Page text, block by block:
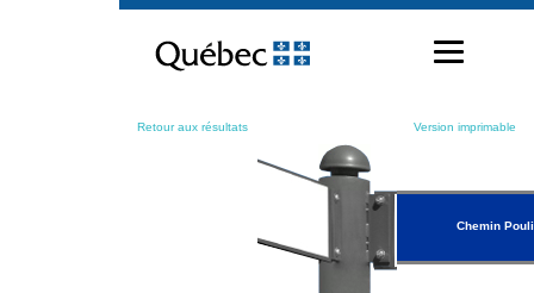
contenu
Retour aux résultats Version imprimable
Chemin